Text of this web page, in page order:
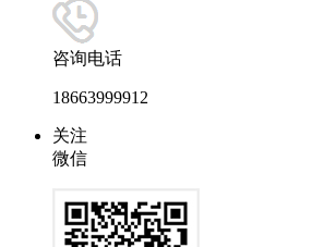
咨询电话
18663999912
关注
微信